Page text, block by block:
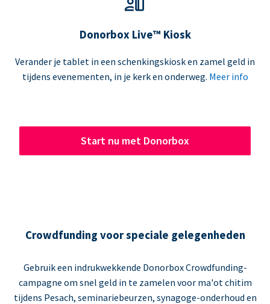
Donorbox Live™ Kiosk
Verander je tablet in een schenkingskiosk en zamel geld in
tijdens evenementen, in je kerk en onderweg. Meer info
Start nu met Donorbox
Crowdfunding voor speciale gelegenheden
Gebruik een indrukwekkende Donorbox Crowdfunding-
campagne om snel geld in te zamelen voor ma'ot chitim
tijdens Pesach, seminariebeurzen, synagoge-onderhoud en